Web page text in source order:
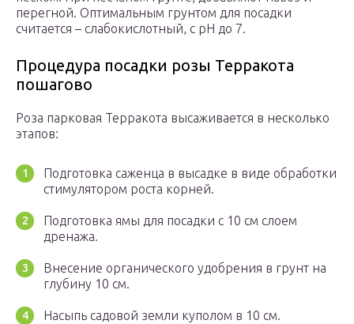
перегной. Оптимальным грунтом для посадки
считается – слабокислотный, с pH до 7.
Процедура посадки розы Терракота
пошагово
Роза парковая Терракота высаживается в несколько
этапов:
Подготовка саженца в высадке в виде обработки
стимулятором роста корней.
Подготовка ямы для посадки с 10 см слоем
дренажа.
Внесение органического удобрения в грунт на
глубину 10 см.
Насыпь садовой земли куполом в 10 см.